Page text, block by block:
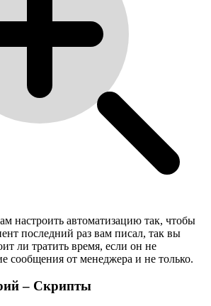
настроить автоматизацию так, чтобы
последний раз вам писал, так вы
ли тратить время, если он не
сообщения от менеджера и не только.
– Скрипты